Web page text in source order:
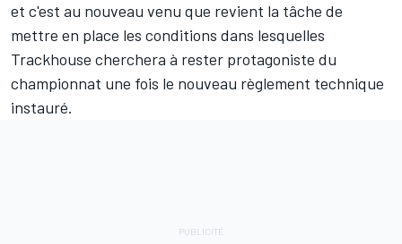
et c'est au nouveau venu que revient la tâche de
mettre en place les conditions dans lesquelles
Trackhouse cherchera à rester protagoniste du
championnat une fois le nouveau règlement technique
instauré.